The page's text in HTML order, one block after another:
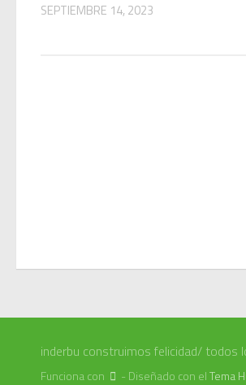
SEPTIEMBRE 14, 2023
inderbu construimos felicidad/ todos
Funciona con - Diseñado con elTema